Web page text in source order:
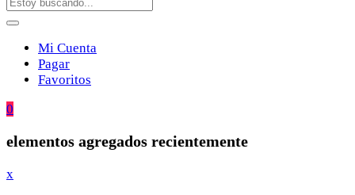
Mi Cuenta
Pagar
Favoritos
0
elementos agregados recientemente
x